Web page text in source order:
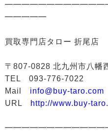
━━━━━
買取専門店タロー 折尾店
〒807-0828 北九州市八幡
TEL 093-776-7022
Mail info@buy-taro.com
URL
http://www.buy-